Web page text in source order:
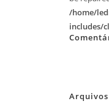
/home/
includes/
Arquivos